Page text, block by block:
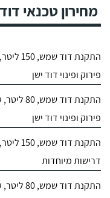
מחירון טכנאי
התקנת
פירוק ופינוי דוד ישן
התקנת דוד
פירוק ופינוי דוד ישן
התקנת
דרישות מיוחדות
התקנת